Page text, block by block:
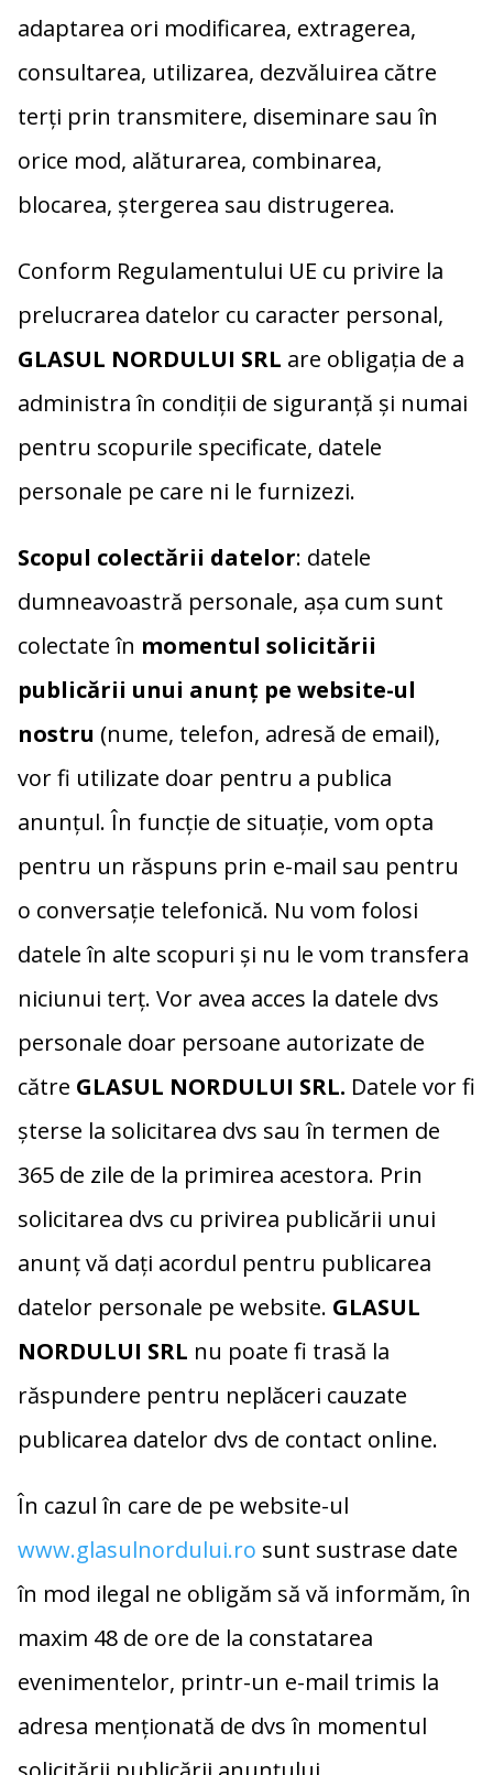
adaptarea ori modificarea, extragerea,
consultarea, utilizarea, dezvăluirea către
terţi prin transmitere, diseminare sau în
orice mod, alăturarea, combinarea,
blocarea, ştergerea sau distrugerea.
Conform Regulamentului UE cu privire la
prelucrarea datelor cu caracter personal,
GLASUL NORDULUI SRL are obligaţia de a
administra în condiţii de siguranţă şi numai
pentru scopurile specificate, datele
personale pe care ni le furnizezi.
Scopul colectării datelor: datele
dumneavoastră personale, așa cum sunt
colectate în momentul solicitării
publicării unui anunț pe website-ul
nostru (nume, telefon, adresă de email),
vor fi utilizate doar pentru a publica
anunțul. În funcție de situație, vom opta
pentru un răspuns prin e-mail sau pentru
o conversație telefonică. Nu vom folosi
datele în alte scopuri și nu le vom transfera
niciunui terț. Vor avea acces la datele dvs
personale doar persoane autorizate de
către GLASUL NORDULUI SRL. Datele vor fi
șterse la solicitarea dvs sau în termen de
365 de zile de la primirea acestora. Prin
solicitarea dvs cu privirea publicării unui
anunț vă dați acordul pentru publicarea
datelor personale pe website. GLASUL
NORDULUI SRL nu poate fi trasă la
răspundere pentru neplăceri cauzate
publicarea datelor dvs de contact online.
În cazul în care de pe website-ul
www.glasulnordului.ro sunt sustrase date
în mod ilegal ne obligăm să vă informăm, în
maxim 48 de ore de la constatarea
evenimentelor, printr-un e-mail trimis la
adresa menționată de dvs în momentul